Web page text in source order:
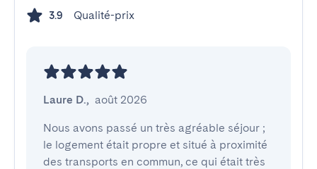
3.9 Qualité-prix
Laure D., août 2026
Nous avons passé un très agréable séjour ;
le logement était propre et situé à proximité
des transports en commun, ce qui était très